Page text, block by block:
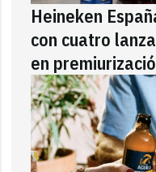
Heineken
con cuatro
en